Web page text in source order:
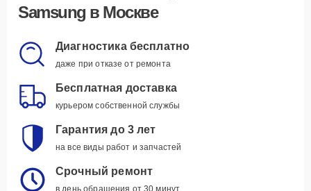
Samsung в Москве
Диагностика бесплатно
даже при отказе от ремонта
Бесплатная доставка
курьером собственной службы
Гарантия до 3 лет
на все виды работ и запчастей
Срочный ремонт
в день обращения от 30 минут